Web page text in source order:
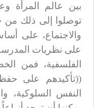
بين عالم المرأة
توصلوا إلى ذلك من
والاجتماع، على
على نظريات المدرسة
الفلسفية، فمن
((تأكيدهم على حفظ
النفس السلوكية،